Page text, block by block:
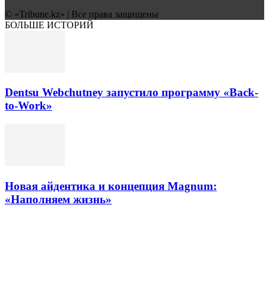
© «Tribune.kz» | Все права защищены
БОЛЬШЕ ИСТОРИЙ
Dentsu Webchutney запустило программу «Back-
to-Work»
Новая айдентика и концепция Magnum:
«Наполняем жизнь»